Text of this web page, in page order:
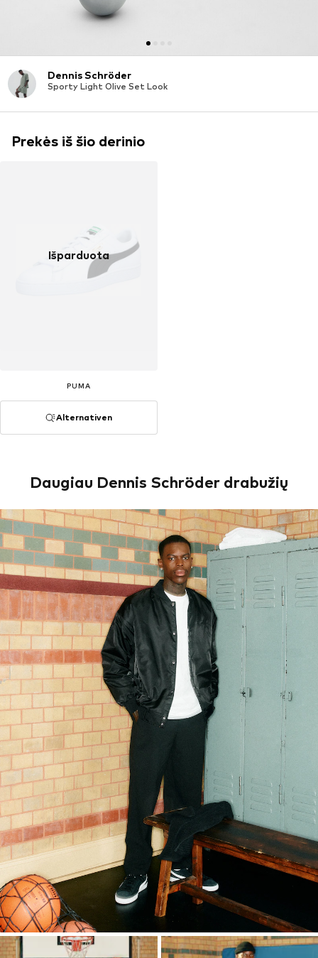
Dennis Schröder
Sporty Light Olive Set Look
Prekės iš šio derinio
Išparduota
PUMA
Alternativen
Daugiau Dennis Schröder drabužių